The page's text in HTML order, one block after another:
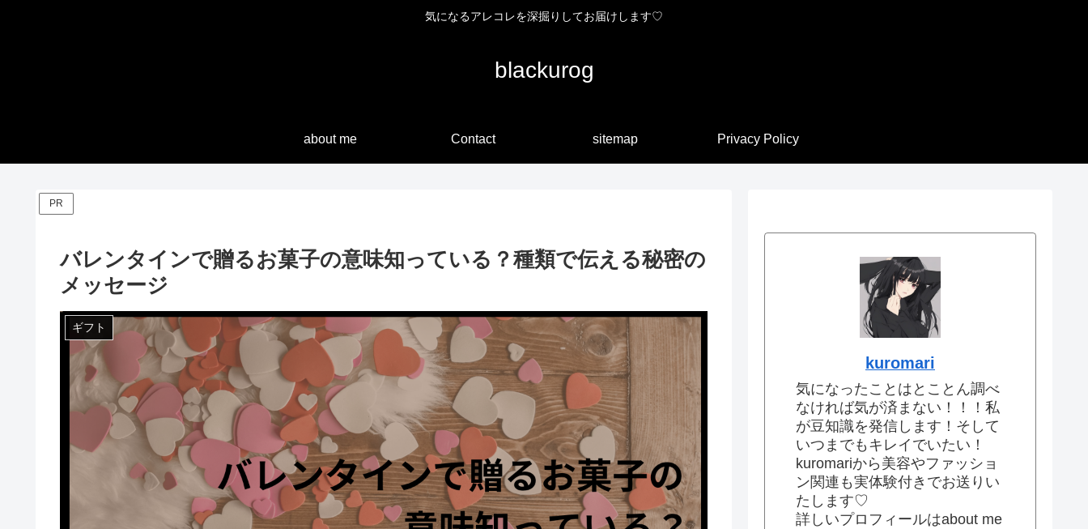
気になるアレコレを深掘りしてお届けします♡
blackurog
about me Contact sitemap Privacy Policy
PR
バレンタインで贈るお菓子の意味知っている？種類で伝える秘密の
メッセージ
ギフト
kuromari
気になったことはとことん調べ
なければ気が済まない！！！私
が豆知識を発信します！そして
いつまでもキレイでいたい！
kuromariから美容やファッショ
ン関連も実体験付きでお送りい
たします♡
詳しいプロフィールはabout me